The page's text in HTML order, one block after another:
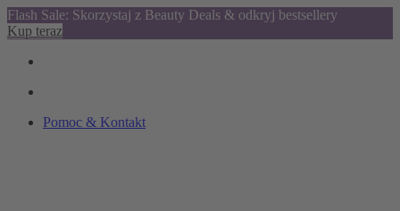
Flash Sale: Skorzystaj z Beauty Deals & odkryj bestsellery
Kup teraz
Pomoc & Kontakt